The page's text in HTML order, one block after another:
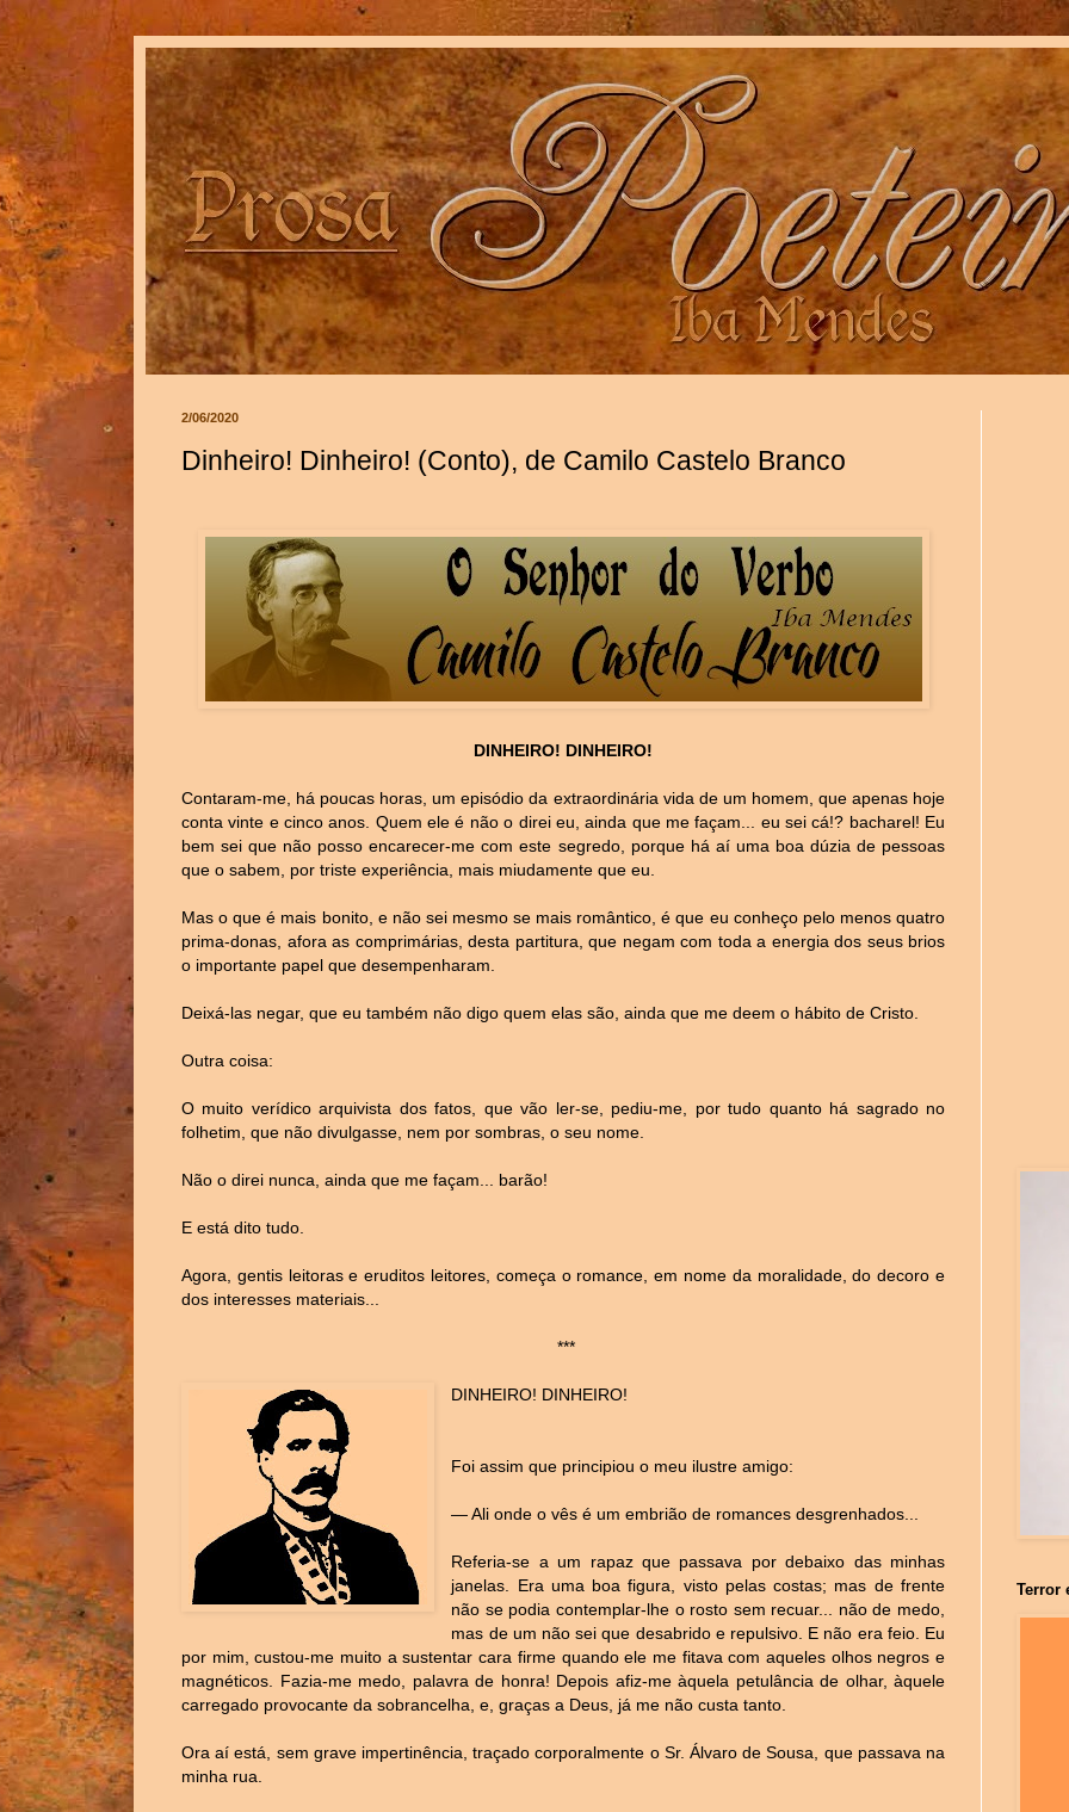
2/06/2020
Dinheiro! Dinheiro! (Conto), de Camilo Castelo Branco
DINHEIRO! DINHEIRO!
Contaram-me, há poucas horas, um episódio da extraordinária vida de um homem, que apenas hoje
conta vinte e cinco anos. Quem ele é não o direi eu, ainda que me façam... eu sei cá!? bacharel! Eu
bem sei que não posso encarecer-me com este segredo, porque há aí uma boa dúzia de pessoas
que o sabem, por triste experiência, mais miudamente que eu.
Mas o que é mais bonito, e não sei mesmo se mais romântico, é que eu conheço pelo menos quatro
prima-donas, afora as comprimárias, desta partitura, que negam com toda a energia dos seus brios
o importante papel que desempenharam.
Deixá-las negar, que eu também não digo quem elas são, ainda que me deem o hábito de Cristo.
Outra coisa:
O muito verídico arquivista dos fatos, que vão ler-se, pediu-me, por tudo quanto há sagrado no
folhetim, que não divulgasse, nem por sombras, o seu nome.
Não o direi nunca, ainda que me façam... barão!
E está dito tudo.
Agora, gentis leitoras e eruditos leitores, começa o romance, em nome da moralidade, do decoro e
dos interesses materiais...
***
DINHEIRO! DINHEIRO!
Foi assim que principiou o meu ilustre amigo:
― Ali onde o vês é um embrião de romances desgrenhados...
Referia-se a um rapaz que passava por debaixo das minhas
janelas. Era uma boa figura, visto pelas costas; mas de frente
não se podia contemplar-lhe o rosto sem recuar... não de medo,
mas de um não sei que desabrido e repulsivo. E não era feio. Eu
por mim, custou-me muito a sustentar cara firme quando ele me fitava com aqueles olhos negros e
magnéticos. Fazia-me medo, palavra de honra! Depois afiz-me àquela petulância de olhar, àquele
carregado provocante da sobrancelha, e, graças a Deus, já me não custa tanto.
Ora aí está, sem grave impertinência, traçado corporalmente o Sr. Álvaro de Sousa, que passava na
minha rua.
Terror